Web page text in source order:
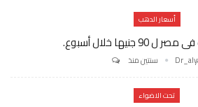
أسعار الدهب
جنيها خلال أسبوع.
سنتين منذ
تحت الاضواء